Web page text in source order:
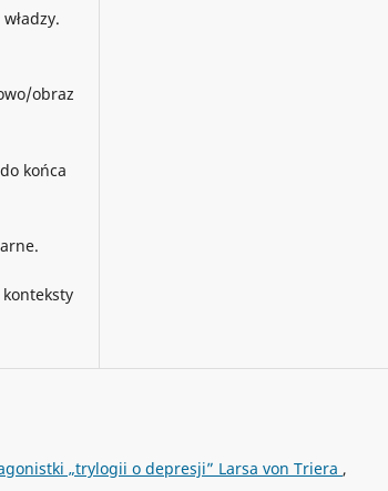
obraz
końca
konteksty
„trylogii o depresji” Larsa von Triera ,